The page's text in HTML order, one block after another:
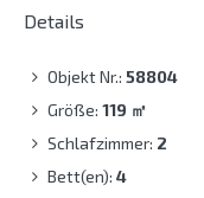
Details
Objekt Nr.: 58804
Größe: 119 ㎡
Schlafzimmer: 2
Bett(en): 4